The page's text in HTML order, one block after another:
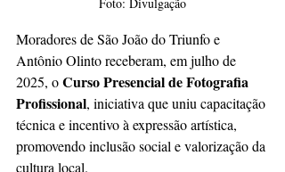
Moradores de São João do Triunfo e
Antônio Olinto receberam, em julho de
2025, o Curso Presencial de Fotografia
Profissional, iniciativa que uniu capacitação
técnica e incentivo à expressão artística,
promovendo inclusão social e valorização da
cultura local.